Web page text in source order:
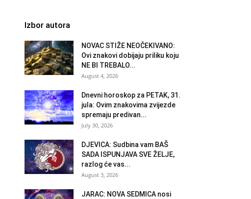
Izbor autora
NOVAC STIŽE NEOČEKIVANO:
Ovi znakovi dobijaju priliku koju
NE BI TREBALO...
August 4, 2026
Dnevni horoskop za PETAK, 31.
jula: Ovim znakovima zvijezde
spremaju predivan...
July 30, 2026
DJEVICA: Sudbina vam BAŠ
SADA ISPUNJAVA SVE ŽELJE,
razlog će vas...
August 3, 2026
JARAC: NOVA SEDMICA nosi